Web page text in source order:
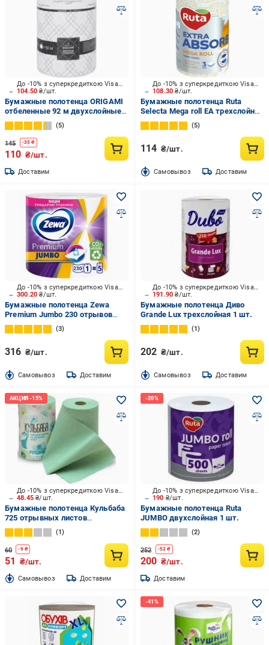
104.50₴/шт.
До -10% з суперкредиткою Visa Вигода
Бумажные полотенца ORIGAMI
отбеленные 92 м двухслойные 1
шт./уп.
5
145 -35 ₴
110 ₴/шт.
Доставим
108.30₴/шт.
До -10% з суперкредиткою Visa Вигода
Бумажные полотенца Ruta
Selecta Mega roll EA трехслойная
1 шт.
5
114 ₴/шт.
Cамовывоз Доставим
300.20₴/шт.
До -10% з суперкредиткою Visa Вигода
Бумажные полотенца Zewa
Premium Jumbo 230 отрывов
трехслойная 1 шт.
3
316 ₴/шт.
Cамовывоз Доставим
191.90₴/шт.
До -10% з суперкредиткою Visa Вигода
Бумажные полотенца Диво
Grande Lux трехслойная 1 шт.
1
202 ₴/шт.
Cамовывоз Доставим
48.45₴/шт.
До -10% з суперкредиткою Visa Вигода
Бумажные полотенца Кульбаба
725 отрывных листов
однослойная 1 шт.
1
60 -9₴
51 ₴/шт.
Cамовывоз Доставим
190 ₴/шт.
До -10% з суперкредиткою Visa Вигода
Бумажные полотенца Ruta
JUMBO двухслойная 1 шт.
2
252 -52 ₴
200 ₴/шт.
Доставим